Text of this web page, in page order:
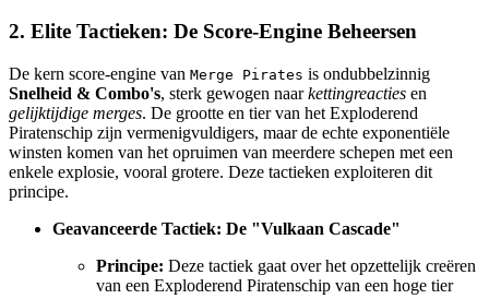
2. Elite Tactieken: De Score-Engine Beheersen
De kern score-engine van Merge Pirates is ondubbelzinnig
Snelheid & Combo's, sterk gewogen naarkettingreacties en
gelijktijdige merges. De grootte en tier van het Exploderend
Piratenschip zijn vermenigvuldigers, maar de echte exponentiële
winsten komen van het opruimen van meerdere schepen met een
enkele explosie, vooral grotere. Deze tactieken exploiteren dit
principe.
Geavanceerde Tactiek: De "Vulkaan Cascade"
Principe: Deze tactiek gaat over het opzettelijk creëren
van een Exploderend Piratenschip van een hoge tier